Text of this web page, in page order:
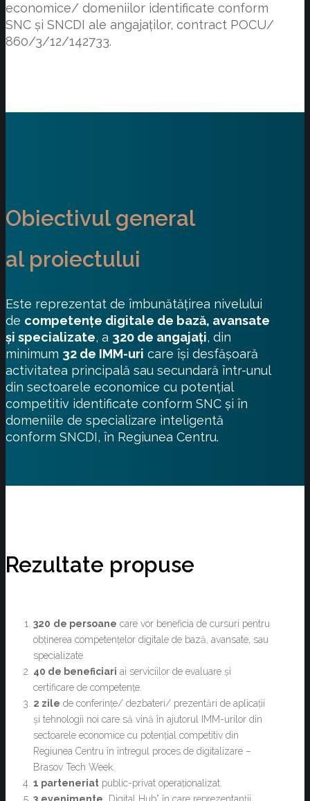
economice/ domeniilor identificate conform
SNC și SNCDI ale angajaților, contract POCU/
860/3/12/142733.
Obiectivul general
al proiectului
Este reprezentat de îmbunătățirea nivelului
de competențe digitale de bază, avansate
și specializate, a 320 de angajați, din
minimum 32 de IMM-uri care își desfășoară
activitatea principală sau secundară într-unul
din sectoarele economice cu potențial
competitiv identificate conform SNC și în
domeniile de specializare inteligentă
conform SNCDI, în Regiunea Centru.
Rezultate propuse
320 de persoane care vor beneficia de cursuri pentru
obținerea competențelor digitale de bază, avansate, sau
specializate.
40 de beneficiari ai serviciilor de evaluare și
certificare de competențe.
2 zile de conferințe/ dezbateri/ prezentări de aplicații
și tehnologii noi care să vină în ajutorul IMM-urilor din
sectoarele economice cu potențial competitiv din
Regiunea Centru în întregul proces de digitalizare –
Brasov Tech Week.
1 parteneriat public-privat operaționalizat.